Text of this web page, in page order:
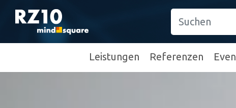
Leistungen Referenzen